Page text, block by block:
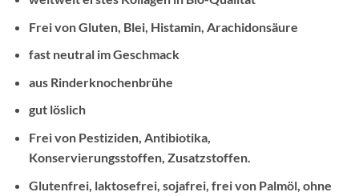
Frei von Gluten, Blei, Histamin, Arachidonsäure
fast neutral im Geschmack
aus Rinderknochenbrühe
gut löslich
Frei von Pestiziden, Antibiotika,
Konservierungsstoffen, Zusatzstoffen.
Glutenfrei, laktosefrei, sojafrei, frei von Palmöl, ohne